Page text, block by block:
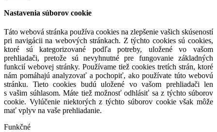
Nastavenia súborov cookie
Táto webová stránka používa cookies na zlepšenie vašich skúseností
pri navigácii na webových stránkach. Z týchto cookies sú cookies,
ktoré sú kategorizované podľa potreby, uložené vo vašom
prehliadači, pretože sú nevyhnutné pre fungovanie základných
funkcií webovej stránky. Používame tiež cookies tretích strán, ktoré
nám pomáhajú analyzovať a pochopiť, ako používate túto webovú
stránku. Tieto cookies budú uložené vo vašom prehliadači len
s vašim súhlasom. Máte tiež možnosť odhlásiť sa z týchto súborov
cookie. Vylúčenie niektorých z týchto súborov cookie však môže
mať vplyv na vaše prehliadanie.
Funkčné